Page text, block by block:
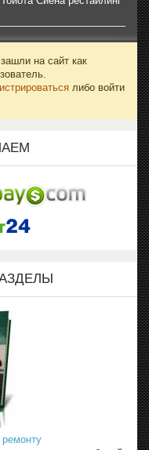
на сайт как
либо войти
ремонту